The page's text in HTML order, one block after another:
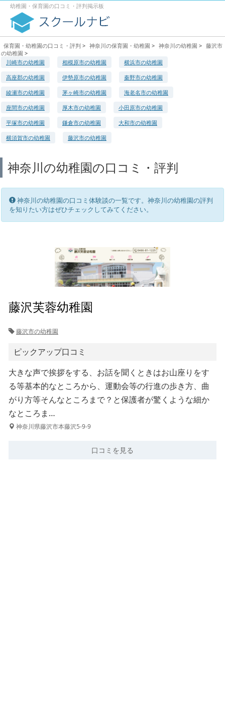
幼稚園・保育園の口コミ・評判掲示板
保育園・幼稚園の口コミ・評判 > 神奈川の保育園・幼稚園 > 神奈川の幼稚園 > 藤沢市
の幼稚園 >
川崎市の幼稚園
相模原市の幼稚園
横浜市の幼稚園
高座郡の幼稚園
伊勢原市の幼稚園
秦野市の幼稚園
綾瀬市の幼稚園
茅ヶ崎市の幼稚園
海老名市の幼稚園
座間市の幼稚園
厚木市の幼稚園
小田原市の幼稚園
平塚市の幼稚園
鎌倉市の幼稚園
大和市の幼稚園
横須賀市の幼稚園
藤沢市の幼稚園
神奈川の幼稚園の口コミ・評判
神奈川の幼稚園の口コミ体験談の一覧です。神奈川の幼稚園の評判
を知りたい方はぜひチェックしてみてください。
藤沢芙蓉幼稚園
藤沢市の幼稚園
ピックアップ口コミ
大きな声で挨拶をする、お話を聞くときはお山座りをす
る等基本的なところから、運動会等の行進の歩き方、曲
がり方等そんなところまで？と保護者が驚くような細か
なところま…
神奈川県藤沢市本藤沢5-9-9
口コミを見る